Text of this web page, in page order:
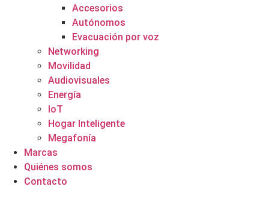
Accesorios
Autónomos
Evacuación por voz
Networking
Movilidad
Audiovisuales
Energía
IoT
Hogar Inteligente
Megafonía
Marcas
Quiénes somos
Contacto